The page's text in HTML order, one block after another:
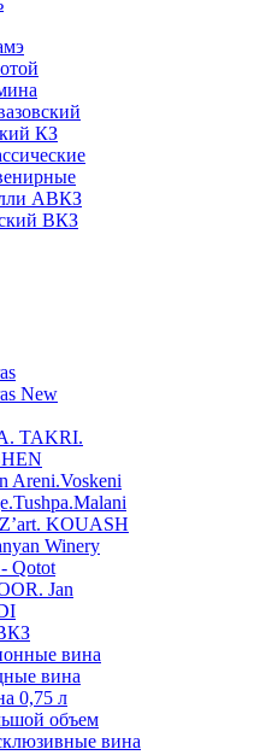
КЗ
АВКЗ
ВКЗ
New
TAKRI.
Areni.Voskeni
KOUASH
Winery
Qotot
Jan
вина
вина
0,75 л
объем
вина